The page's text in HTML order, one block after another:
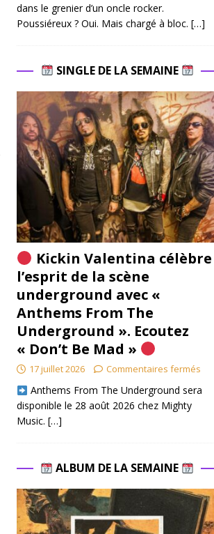
dans le grenier d’un oncle rocker.
Poussiéreux ? Oui. Mais chargé à bloc. […]
SINGLE DE LA SEMAINE
Kickin Valentina célèbre
l’esprit de la scène
underground avec «
Anthems From The
Underground ». Ecoutez
« Don’t Be Mad »
17 juillet 2026 Commentaires fermés
​ Anthems From The Underground sera
disponible le 28 août 2026 chez Mighty
Music. […]
ALBUM DE LA SEMAINE